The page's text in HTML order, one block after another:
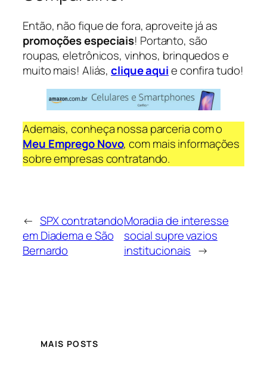
Então, não fique de fora, aproveite já as
promoções especiais! Portanto, são
roupas, eletrônicos, vinhos, brinquedos e
muito mais! Aliás,clique aquie confira tudo!
Ademais, conheça nossa parceria com o
Meu Emprego Novo, com mais informações
sobre empresas contratando.
← SPX contratando
em Diadema e São
Bernardo
Moradia de interesse
social supre vazios
institucionais →
MAIS POSTS